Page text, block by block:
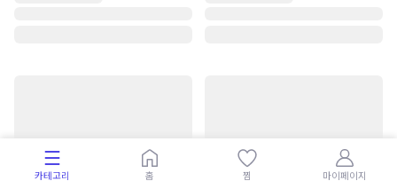
카테고리 홈 찜 마이페이지